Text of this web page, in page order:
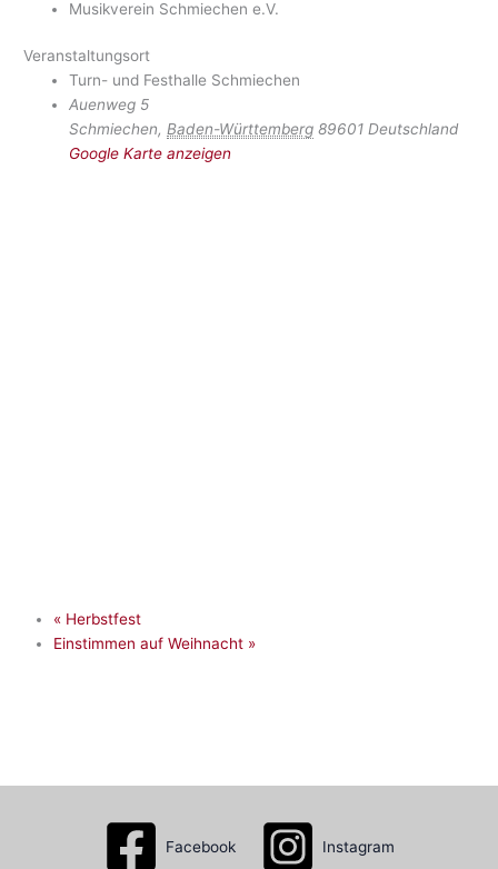
Musikverein Schmiechen e.V.
Veranstaltungsort
Turn- und Festhalle Schmiechen
Auenweg 5
Schmiechen, Baden-Württemberg 89601 Deutschland
Google Karte anzeigen
« Herbstfest
Einstimmen auf Weihnacht »
Facebook Instagram